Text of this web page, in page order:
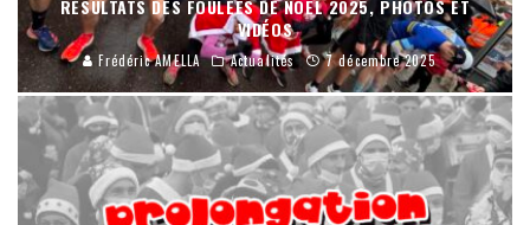
RÉSULTATS DES FOULÉES DE NOËL 2025, PHOTOS ET
VIDÉOS
Frédéric AMELLA Actualités 7 décembre 2025